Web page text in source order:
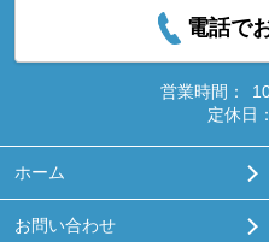
電話で
営業時間：
定休日：
ホーム
お問い合わせ